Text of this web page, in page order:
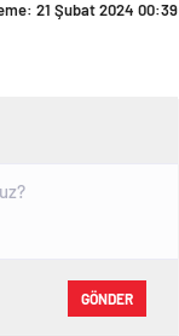
21 Şubat 2024 00:39
GÖNDER